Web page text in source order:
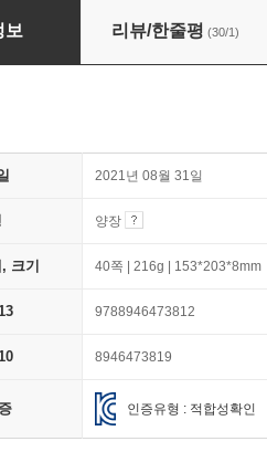
스토리가 있다
보 리뷰/한줄평 (30/1)
2021년 08월 31일
양장
크기 40쪽 | 216g | 153*203*8mm
9788946473812
8946473819
인증유형 : 적합성확인